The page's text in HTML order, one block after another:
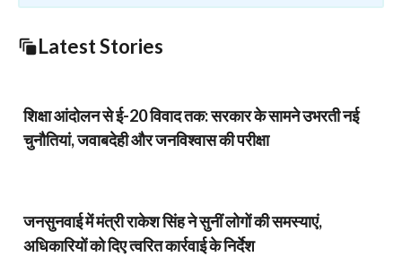
Latest Stories
शिक्षा आंदोलन से ई-20 विवाद तक: सरकार के सामने उभरती नई
चुनौतियां, जवाबदेही और जनविश्वास की परीक्षा
जनसुनवाई में मंत्री राकेश सिंह ने सुनीं लोगों की समस्याएं,
अधिकारियों को दिए त्वरित कार्रवाई के निर्देश